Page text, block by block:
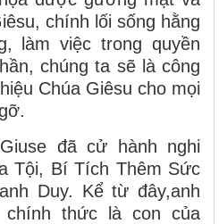
chính lối sống hằng
làm việc trong quyền
chúng ta sẽ là công
Chúa Giêsu cho mọi
đã cử hành nghi
Tội, Bí Tích Thêm Sức
Duy. Kể từ đây,anh
chính thức là con của